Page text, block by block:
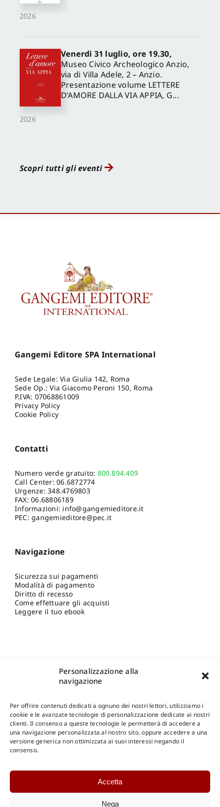
Personalizzazione alla
navigazione
Per offrire contenuti dedicati a ognuno dei nostri lettori, utilizziamo i
cookie e le avanzate tecnologie di personalizzazione dedicate ai nostri
clienti. Il consenso a queste tecnologie le permetterà di accedere a
una navigazione personalizzata al nostro sito, oppure accedere a una
versione generica non ottimizzata ai suoi interessi negando il
consenso.
Accetta
Nega
2026
2026
Venerdì 31 luglio, ore 19.30,
Museo Civico Archeologico Anzio,
via di Villa Adele, 2 – Anzio.
Presentazione volume LETTERE
D’AMORE DALLA VIA APPIA, G...
Scopri tutti gli eventi
Gangemi Editore SPA International
Sede Legale: Via Giulia 142, Roma
Sede Op.: Via Giacomo Peroni 150, Roma
P.IVA: 07068861009
Privacy Policy
Cookie Policy
Contatti
Numero verde gratuito: 800.894.409
Call Center:06.6872774
Urgenze:348.4769803
FAX: 06.68806189
Informazioni: info@gangemieditore.it
PEC: gangemieditore@pec.it
Navigazione
Sicurezza sui pagamenti
Modalità di pagamento
Diritto di recesso
Come effettuare gli acquisti
Leggere il tuo ebook
Shop Gangemi Editore-Pagamenti Sicuri e anche Rateali
Catalogo Online
Catalogo Internazionale